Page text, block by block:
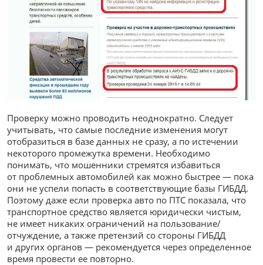
Проверку можно проводить неоднократно. Следует
учитывать, что самые последние изменения могут
отобразиться в базе данных не сразу, а по истечении
некоторого промежутка времени. Необходимо
понимать, что мошенники стремятся избавиться
от проблемных автомобилей как можно быстрее — пока
они не успели попасть в соответствующие базы ГИБДД.
Поэтому даже если проверка авто по ПТС показала, что
транспортное средство является юридически чистым,
не имеет никаких ограничений на пользование/
отчуждение, а также претензий со стороны ГИБДД
и других органов — рекомендуется через определенное
время провести ее повторно.